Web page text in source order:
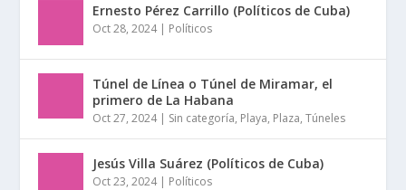
Ernesto Pérez Carrillo (Políticos de Cuba)
Oct 28, 2024| Políticos
Túnel de Línea o Túnel de Miramar, el
primero de La Habana
Oct 27, 2024| Sin categoría, Playa, Plaza,Túneles
Jesús Villa Suárez (Políticos de Cuba)
Oct 23, 2024| Políticos